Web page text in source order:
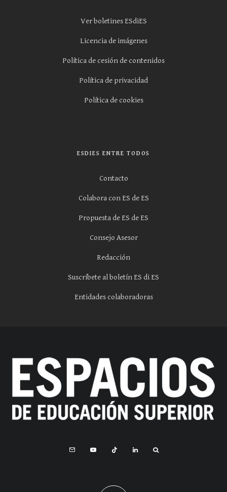
Ver boletines ESdiES
Licencia de imágenes
Política de cesión de contenidos
Política de privacidad
Política de cookies
ESDIES ENTRE TODOS
Contacto
Colabora con ES de ES
Propuesta de ES de ES
Consejo Asesor
Redacción
Suscríbete al boletín ES di ES
Entidades colaboradoras